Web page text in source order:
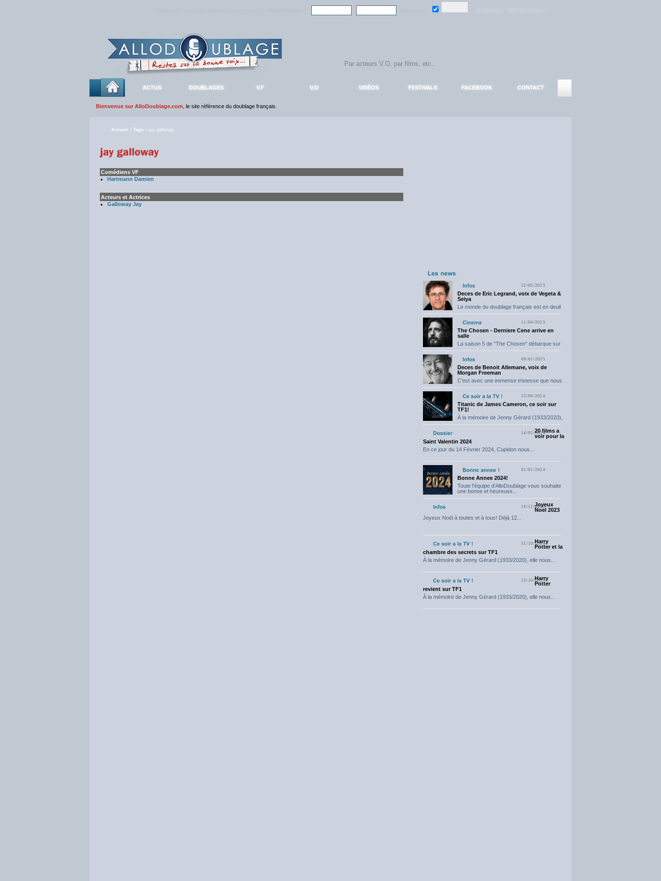
ACTUS DOUBLAGES V.F V.O VIDÉOS FESTIVALS FACEBOOK CONTACT
Bienvenue sur AlloDoublage.com , le site référence du doublage français.
Accueil > Tags > jay galloway
Comédiens VF
Hartmann Damien
Acteurs et Actrices
Galloway Jay
22/05/2025
Deces de Eric Legrand, voix de Vegeta &
Seiya
Le monde du doublage français est en deuil
11/04/2025
The Chosen - Derniere Cene arrive en
salle
La saison 5 de "The Chosen" débarque sur
09/01/2025
Deces de Benoit Allemane, voix de
Morgan Freeman
C'est avec une immense tristesse que nous
23/06/2024
Titanic de James Cameron, ce soir sur
TF1!
À la mémoire de Jenny Gérard (1933/2020),
14/02/202420 films a
voir pour la
Saint Valentin 2024
En ce jour du 14 Février 2024, Cupidon nous...
01/01/2024
Bonne Annee 2024!
Toute l'équipe d'AlloDoublage vous souhaite
une bonne et heureuse...
24/12/2023
Joyeux
Noel 2023
Joyeux Noël à toutes et à tous! Déjà 12...
31/10/2023
Harry
Potter et la
chambre des secrets sur TF1
À la mémoire de Jenny Gérard (1933/2020), elle nous...
23/10/2023
Harry
Potter
revient sur TF1
À la mémoire de Jenny Gérard (1933/2020), elle nous...